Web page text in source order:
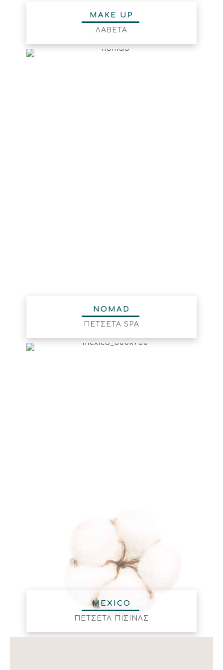
MAKE UP
ΛΑΒΕΤΑ
NOMAD
ΠΕΤΣΕΤΑ SPA
MEXICO
ΠΕΤΣΕΤΑ ΠΙΣΙΝΑΣ